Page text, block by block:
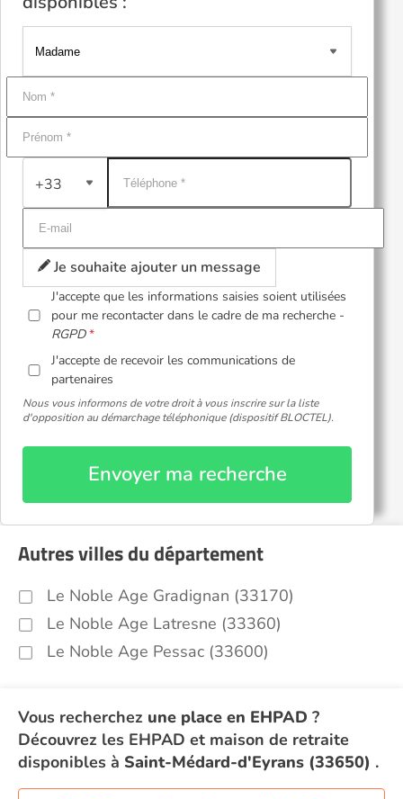
+33
Je souhaite ajouter un message
J'accepte que les informations saisies soient utilisées
pour me recontacter dans le cadre de ma recherche -
RGPD
J'accepte de recevoir les communications de
partenaires
Nous vous informons de votre droit à vous inscrire sur la liste
d'opposition au démarchage téléphonique (dispositif BLOCTEL).
Envoyer ma recherche
Autres villes du département
Le Noble Age Gradignan (33170)
Le Noble Age Latresne (33360)
Le Noble Age Pessac (33600)
Vous recherchez une place en EHPAD ?
Découvrez les EHPAD et maison de retraite
disponibles à Saint-Médard-d'Eyrans (33650) .